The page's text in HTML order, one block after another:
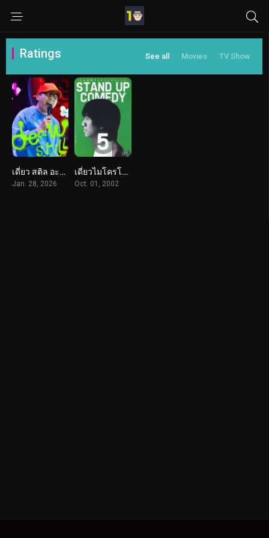
Ratings See all Movies TV Show
เดี่ยว สติล อะไลฟ์ (2026) Deaw Still Alive
Jan. 28, 2026
เดี่ยวไมโครโฟน 5 (2002) Deaw 5
Oct. 01, 2002